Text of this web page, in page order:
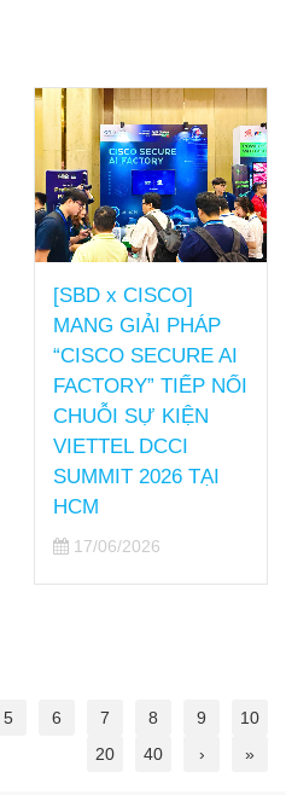
[SBD x CISCO]
MANG GIẢI PHÁP
“CISCO SECURE AI
FACTORY” TIẾP NỐI
CHUỖI SỰ KIỆN
VIETTEL DCCI
SUMMIT 2026 TẠI
HCM
17/06/2026
5 6 7 8 9
10
20
40 › »